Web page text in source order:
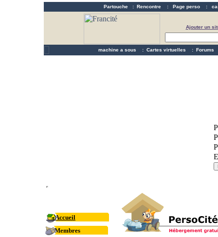
Partouche : Rencontre : Page perso :
Ajouter un
machine a sous : Cartes virtuelles : Forums
Accueil
Membres